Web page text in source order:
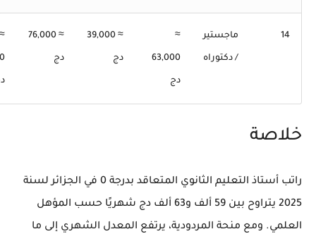
14 ماجستير
/ دكتوراه
≈
63,000
دج
≈ 39,000
دج
≈ 76,000
دج
≈
خلاصة
راتب أستاذ التعليم الثانوي المتعاقد بدرجة 0 في الجزائر لسنة
2025 يتراوح بين
59 ألف و63 ألف دج شهريًا
حسب المؤهل
العلمي. ومع منحة المردودية، يرتفع المعدل الشهري إلى ما